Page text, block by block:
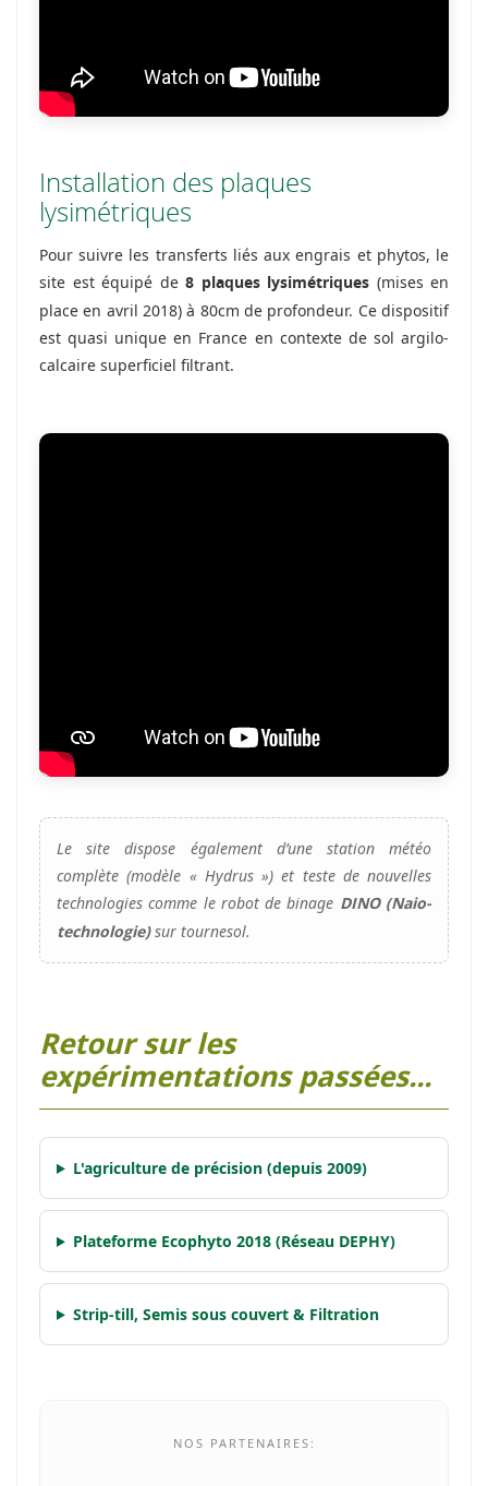
Installation des plaques
lysimétriques
Pour suivre les transferts liés aux engrais et phytos, le
site est équipé de 8 plaques lysimétriques (mises en
place en avril 2018) à 80cm de profondeur. Ce dispositif
est quasi unique en France en contexte de sol argilo-
calcaire superficiel filtrant.
Le site dispose également d’une station météo
complète (modèle « Hydrus ») et teste de nouvelles
technologies comme le robot de binage DINO (Naio-
technologie)sur tournesol.
Retour sur les
expérimentations passées...
L'agriculture de précision (depuis 2009)
Plateforme Ecophyto 2018 (Réseau DEPHY)
Strip-till, Semis sous couvert & Filtration
NOS PARTENAIRES: